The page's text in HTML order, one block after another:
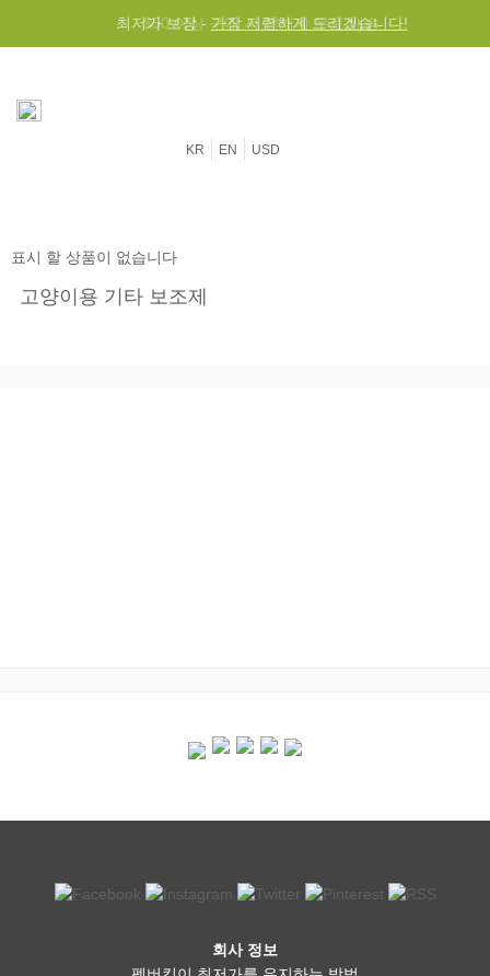
최저가 보장 -가장 저렴하게 드리겠습니다!
$50 이상 구매 시 전세계 무료 배송
KR EN USD
고양이용 기타 보조제
표시 할 상품이 없습니다
회사 정보